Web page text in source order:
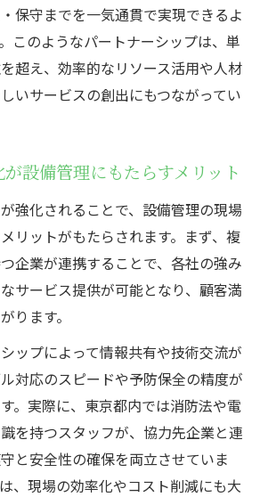
保守までを一気通貫で実現できるよ
このようなパートナーシップは、単
超え、効率的なリソース活用や人材
いサービスの創出にもつながってい
設備管理にもたらすメリット
強化されることで、設備管理の現場
リットがもたらされます。まず、複
企業が連携することで、各社の強み
サービス提供が可能となり、顧客満
ります。
ップによって情報共有や技術交流が
対応のスピードや予防保全の精度が
。実際に、東京都内では消防法や電
を持つスタッフが、協力先企業と連
と安全性の確保を両立させていま
、現場の効率化やコスト削減にも大